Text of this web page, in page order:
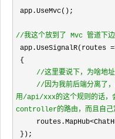
//我这个放到了 Mvc 管道下边
app.UseSignalR(routes
//这里要说下，为啥
//因为我前后端分离了
用/api/xxx的这个规则的话，
controller的路由，而且自己
});